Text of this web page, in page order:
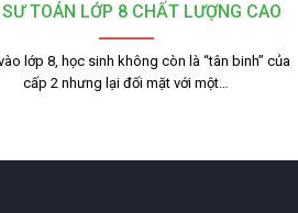
SƯ TOÁN LỚP 8 CHẤT LƯỢNG CAO
lớp 8, học sinh không còn là “tân binh” của
cấp 2 nhưng lại đối mặt với một…